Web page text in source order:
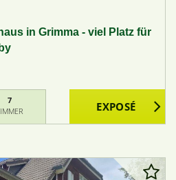
in Grimma - viel Platz für
7